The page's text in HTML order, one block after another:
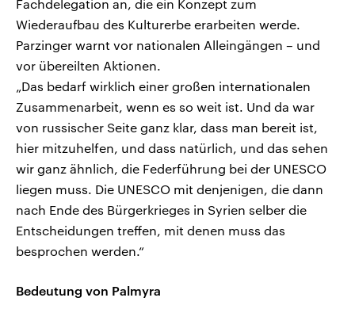
Fachdelegation an, die ein Konzept zum
Wiederaufbau des Kulturerbe erarbeiten werde.
Parzinger warnt vor nationalen Alleingängen – und
vor übereilten Aktionen.
„Das bedarf wirklich einer großen internationalen
Zusammenarbeit, wenn es so weit ist. Und da war
von russischer Seite ganz klar, dass man bereit ist,
hier mitzuhelfen, und dass natürlich, und das sehen
wir ganz ähnlich, die Federführung bei der UNESCO
liegen muss. Die UNESCO mit denjenigen, die dann
nach Ende des Bürgerkrieges in Syrien selber die
Entscheidungen treffen, mit denen muss das
besprochen werden.“
Bedeutung von Palmyra